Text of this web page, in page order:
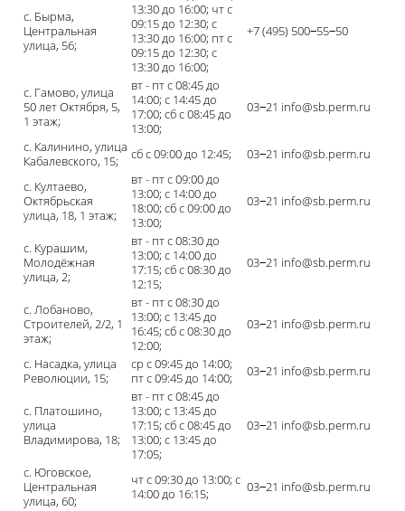
с. Бырма,
Центральная
улица, 56;
13:30 до 16:00; чт с
09:15 до 12:30; с
13:30 до 16:00; пт с
09:15 до 12:30; с
13:30 до 16:00;
+7 (495) 500‒55‒50
с. Гамово, улица
50 лет Октября, 5,
1 этаж;
вт - пт с 08:45 до
14:00; с 14:45 до
17:00; сб с 08:45 до
13:00;
03‒21 info@sb.perm.ru
с. Калинино, улица
Кабалевского, 15;
сб с 09:00 до 12:45;
03‒21 info@sb.perm.ru
с. Култаево,
Октябрьская
улица, 18, 1 этаж;
вт - пт с 09:00 до
13:00; с 14:00 до
18:00; сб с 09:00 до
13:00;
03‒21 info@sb.perm.ru
с. Курашим,
Молодёжная
улица, 2;
вт - пт с 08:30 до
13:00; с 14:00 до
17:15; сб с 08:30 до
12:15;
03‒21 info@sb.perm.ru
с. Лобаново,
Строителей, 2/2, 1
этаж;
вт - пт с 08:30 до
13:00; с 13:45 до
16:45; сб с 08:30 до
12:00;
03‒21 info@sb.perm.ru
с. Насадка, улица
Революции, 15;
ср с 09:45 до 14:00;
пт с 09:45 до 14:00;
03‒21 info@sb.perm.ru
с. Платошино,
улица
Владимирова, 18;
вт - пт с 08:45 до
13:00; с 13:45 до
17:15; сб с 08:45 до
13:00; с 13:45 до
17:05;
03‒21 info@sb.perm.ru
с. Юговское,
Центральная
улица, 60;
чт с 09:30 до 13:00; с
14:00 до 16:15;
03‒21 info@sb.perm.ru